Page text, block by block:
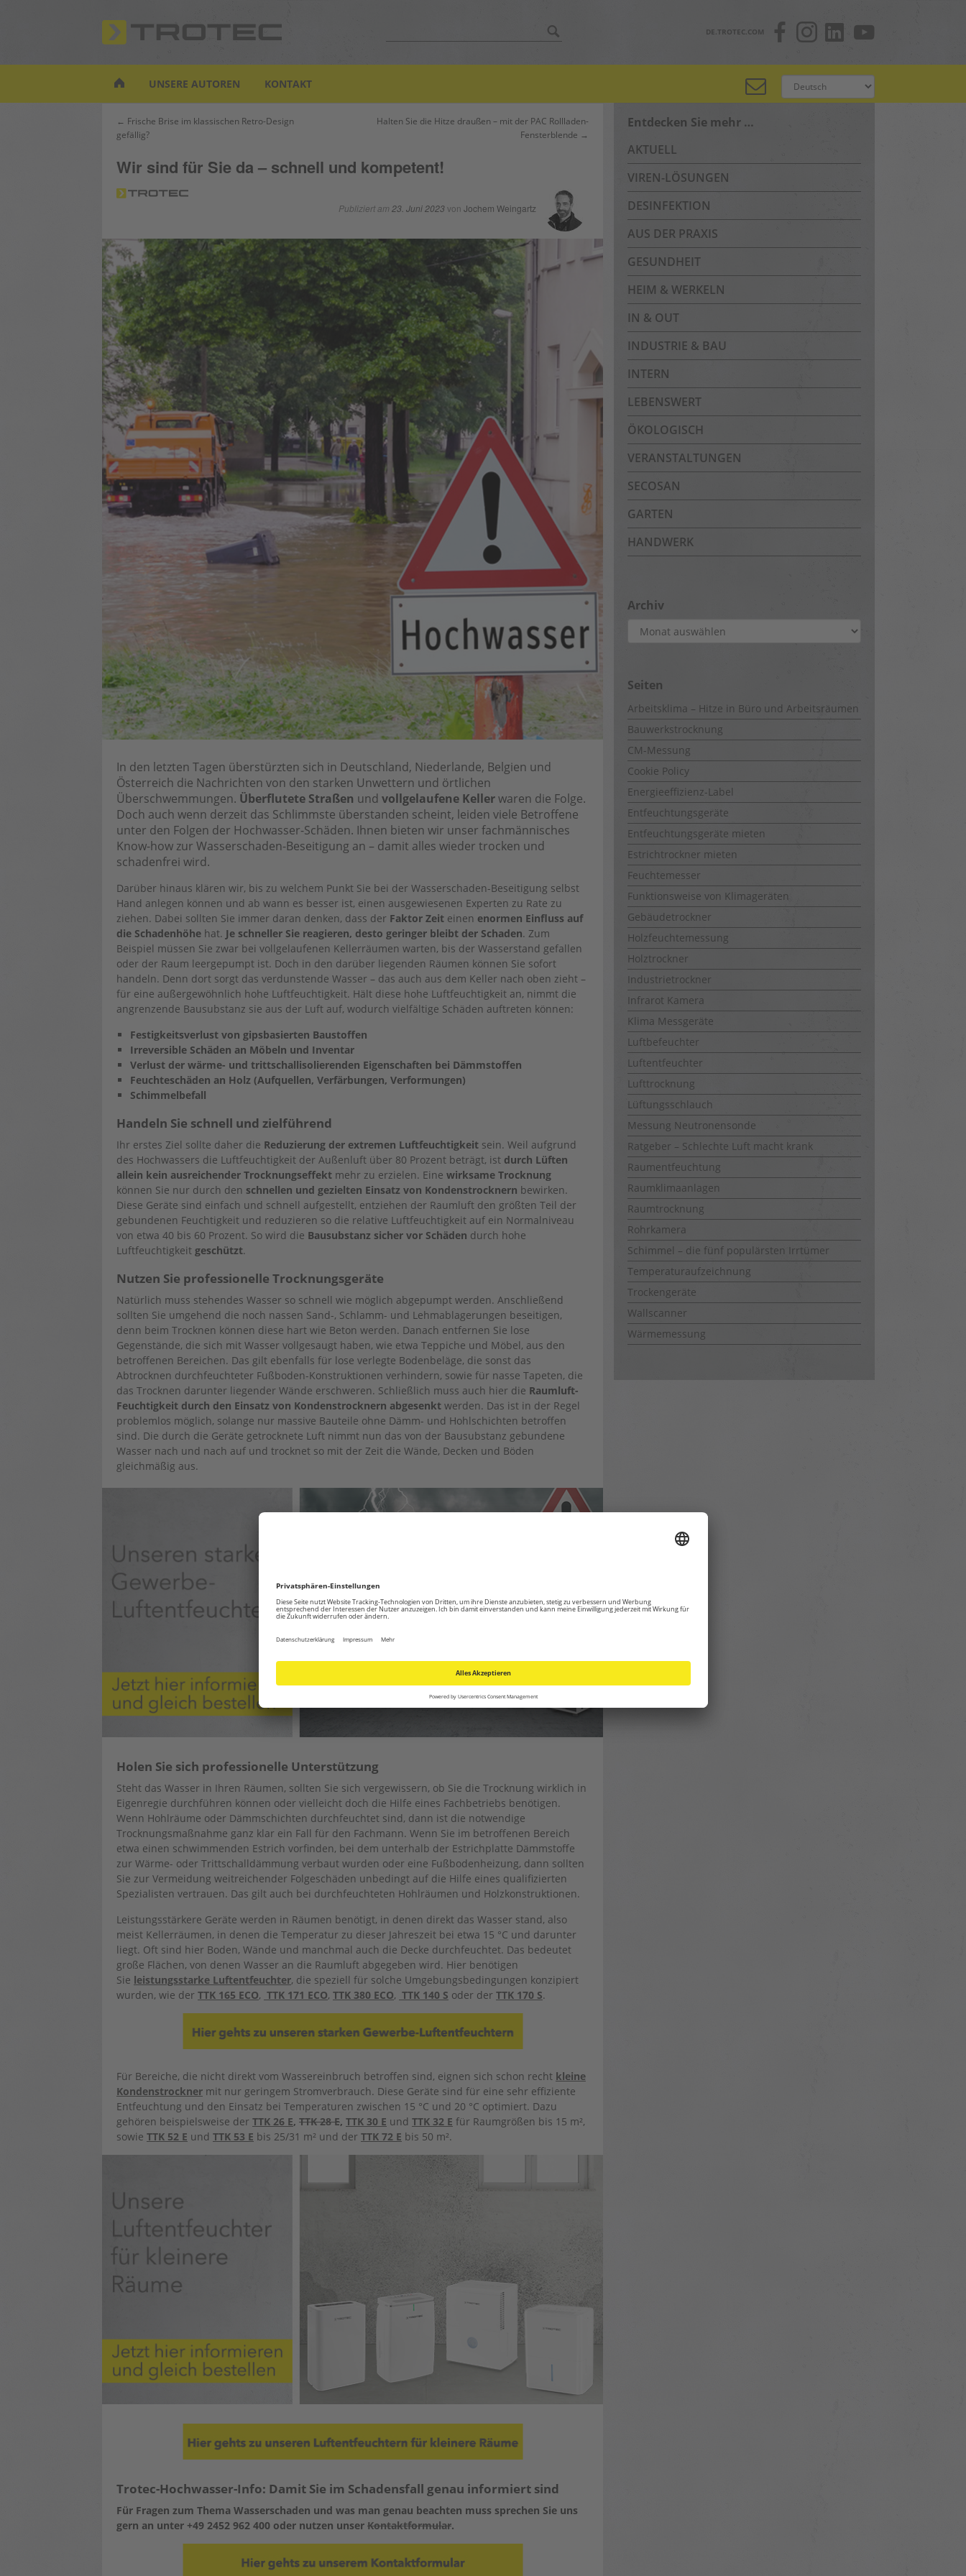
m
DE.TROTEC.COM
UNSERE AUTOREN KONTAKT
Beitrags-
Navigation
← Frische Brise im klassischen Retro-Design
gefällig?
Halten Sie die Hitze draußen – mit der PAC Rollladen-
Fensterblende →
Wir sind für Sie da – schnell und kompetent!
Publiziert am 23. Juni 2023von Jochem Weingartz
In den letzten Tagen überstürzten sich in Deutschland, Niederlande, Belgien und
Österreich die Nachrichten von den starken Unwettern und örtlichen
Überschwemmungen. Überflutete Straßen und vollgelaufene Kellerwaren die Folge.
Doch auch wenn derzeit das Schlimmste überstanden scheint, leiden viele Betroffene
unter den Folgen der Hochwasser-Schäden. Ihnen bieten wir unser fachmännisches
Know-how zur Wasserschaden-Beseitigung an – damit alles wieder trocken und
schadenfrei wird.
Darüber hinaus klären wir, bis zu welchem Punkt Sie bei der Wasserschaden-Beseitigung selbst
Hand anlegen können und ab wann es besser ist, einen ausgewiesenen Experten zu Rate zu
ziehen. Dabei sollten Sie immer daran denken, dass der Faktor Zeit einen enormen Einfluss auf
die Schadenhöhe hat. Je schneller Sie reagieren, desto geringer bleibt der Schaden. Zum
Beispiel müssen Sie zwar bei vollgelaufenen Kellerräumen warten, bis der Wasserstand gefallen
oder der Raum leergepumpt ist. Doch in den darüber liegenden Räumen können Sie sofort
handeln. Denn dort sorgt das verdunstende Wasser – das auch aus dem Keller nach oben zieht –
für eine außergewöhnlich hohe Luftfeuchtigkeit. Hält diese hohe Luftfeuchtigkeit an, nimmt die
angrenzende Bausubstanz sie aus der Luft auf, wodurch vielfältige Schäden auftreten können:
Festigkeitsverlust von gipsbasierten Baustoffen
Irreversible Schäden an Möbeln und Inventar
Verlust der wärme- und trittschallisolierenden Eigenschaften bei Dämmstoffen
Feuchteschäden an Holz (Aufquellen, Verfärbungen, Verformungen)
Schimmelbefall
Handeln Sie schnell und zielführend
Ihr erstes Ziel sollte daher die Reduzierung der extremen Luftfeuchtigkeit sein. Weil aufgrund
des Hochwassers die Luftfeuchtigkeit der Außenluft über 80 Prozent beträgt, ist durch Lüften
allein kein ausreichender Trocknungseffekt mehr zu erzielen. Eine wirksame Trocknung
können Sie nur durch den schnellen und gezielten Einsatz von Kondenstrocknern bewirken.
Diese Geräte sind einfach und schnell aufgestellt, entziehen der Raumluft den größten Teil der
gebundenen Feuchtigkeit und reduzieren so die relative Luftfeuchtigkeit auf ein Normalniveau
von etwa 40 bis 60 Prozent. So wird die Bausubstanz sicher vor Schäden durch hohe
Luftfeuchtigkeit geschützt.
Nutzen Sie professionelle Trocknungsgeräte
Natürlich muss stehendes Wasser so schnell wie möglich abgepumpt werden. Anschließend
sollten Sie umgehend die noch nassen Sand-, Schlamm- und Lehmablagerungen beseitigen,
denn beim Trocknen können diese hart wie Beton werden. Danach entfernen Sie lose
Gegenstände, die sich mit Wasser vollgesaugt haben, wie etwa Teppiche und Möbel, aus den
betroffenen Bereichen. Das gilt ebenfalls für lose verlegte Bodenbeläge, die sonst das
Abtrocknen durchfeuchteter Fußboden-Konstruktionen verhindern, sowie für nasse Tapeten, die
das Trocknen darunter liegender Wände erschweren. Schließlich muss auch hier die Raumluft-
Feuchtigkeit durch den Einsatz von Kondenstrocknern abgesenkt werden. Das ist in der Regel
problemlos möglich, solange nur massive Bauteile ohne Dämm- und Hohlschichten betroffen
sind. Die durch die Geräte getrocknete Luft nimmt nun das von der Bausubstanz gebundene
Wasser nach und nach auf und trocknet so mit der Zeit die Wände, Decken und Böden
gleichmäßig aus.
Holen Sie sich professionelle Unterstützung
Steht das Wasser in Ihren Räumen, sollten Sie sich vergewissern, ob Sie die Trocknung wirklich in
Eigenregie durchführen können oder vielleicht doch die Hilfe eines Fachbetriebs benötigen.
Wenn Hohlräume oder Dämmschichten durchfeuchtet sind, dann ist die notwendige
Trocknungsmaßnahme ganz klar ein Fall für den Fachmann. Wenn Sie im betroffenen Bereich
etwa einen schwimmenden Estrich vorfinden, bei dem unterhalb der Estrichplatte Dämmstoffe
zur Wärme- oder Trittschalldämmung verbaut wurden oder eine Fußbodenheizung, dann sollten
Sie zur Vermeidung weitreichender Folgeschäden unbedingt auf die Hilfe eines qualifizierten
Spezialisten vertrauen. Das gilt auch bei durchfeuchteten Hohlräumen und Holzkonstruktionen.
Leistungsstärkere Geräte werden in Räumen benötigt, in denen direkt das Wasser stand, also
meist Kellerräumen, in denen die Temperatur zu dieser Jahreszeit bei etwa 15 °C und darunter
liegt. Oft sind hier Boden, Wände und manchmal auch die Decke durchfeuchtet. Das bedeutet
große Flächen, von denen Wasser an die Raumluft abgegeben wird. Hier benötigen
Sie leistungsstarke Luftentfeuchter, die speziell für solche Umgebungsbedingungen konzipiert
wurden, wie der TTK 165 ECO, TTK 171 ECO, TTK 380 ECO, TTK 140 S oder der TTK 170 S.
Für Bereiche, die nicht direkt vom Wassereinbruch betroffen sind, eignen sich schon recht kleine
Kondenstrockner mit nur geringem Stromverbrauch. Diese Geräte sind für eine sehr effiziente
Entfeuchtung und den Einsatz bei Temperaturen zwischen 15 °C und 20 °C optimiert. Dazu
gehören beispielsweise der TTK 26 E, TTK 28 E, TTK 30 E und TTK 32 E für Raumgrößen bis 15 m²,
sowie TTK 52 E und TTK 53 E bis 25/31 m² und der TTK 72 E bis 50 m².
Trotec-Hochwasser-Info: Damit Sie im Schadensfall genau informiert sind
Für Fragen zum Thema Wasserschaden und was man genau beachten muss sprechen Sie uns
gern an unter +49 2452 962 400 oder nutzen unser Kontaktformular.
Entdecken Sie mehr …
AKTUELL
VIREN-LÖSUNGEN
DESINFEKTION
AUS DER PRAXIS
GESUNDHEIT
HEIM & WERKELN
IN & OUT
INDUSTRIE & BAU
INTERN
LEBENSWERT
ÖKOLOGISCH
VERANSTALTUNGEN
SECOSAN
GARTEN
HANDWERK
Archiv
Archiv
Seiten
Arbeitsklima – Hitze in Büro und Arbeitsräumen
Bauwerkstrocknung
CM-Messung
Cookie Policy
Energieeffizienz-Label
Entfeuchtungsgeräte
Entfeuchtungsgeräte mieten
Estrichtrockner mieten
Feuchtemesser
Funktionsweise von Klimageräten
Gebäudetrockner
Holzfeuchtemessung
Holztrockner
Industrietrockner
Infrarot Kamera
Klima Messgeräte
Luftbefeuchter
Luftentfeuchter
Lufttrocknung
Lüftungsschlauch
Messung Neutronensonde
Ratgeber – Schlechte Luft macht krank
Raumentfeuchtung
Raumklimaanlagen
Raumtrocknung
Rohrkamera
Schimmel – die fünf populärsten Irrtümer
Temperaturaufzeichnung
Trockengeräte
Wallscanner
Wärmemessung